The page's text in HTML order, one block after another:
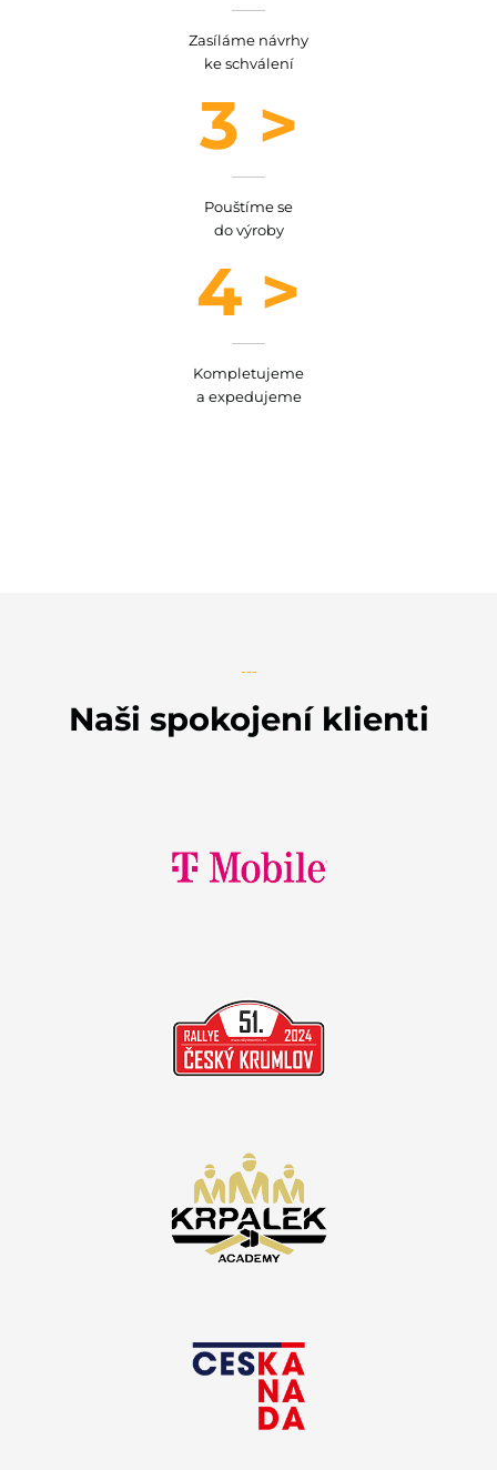
Zasíláme návrhy
ke schválení
3 >
Pouštíme se
do výroby
4 >
Kompletujeme
a expedujeme
---
Naši spokojení klienti